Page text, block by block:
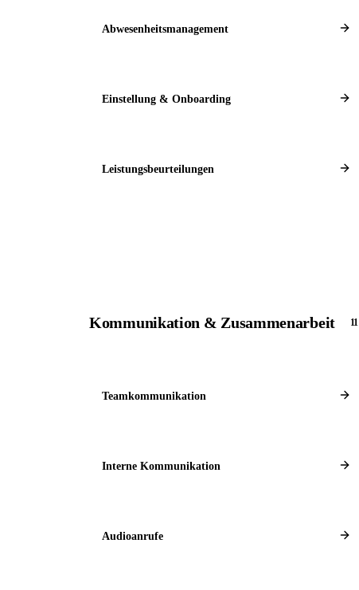
Abwesenheitsmanagement
Einstellung & Onboarding
Leistungsbeurteilungen
Kommunikation & Zusammenarbeit 11
Teamkommunikation
Interne Kommunikation
Audioanrufe